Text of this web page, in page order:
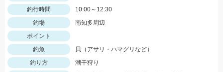
釣行時間
10:00～12:30
釣場
南知多周辺
ポイント
釣魚
貝（アサリ・ハマグリなど）
釣り方
潮干狩り